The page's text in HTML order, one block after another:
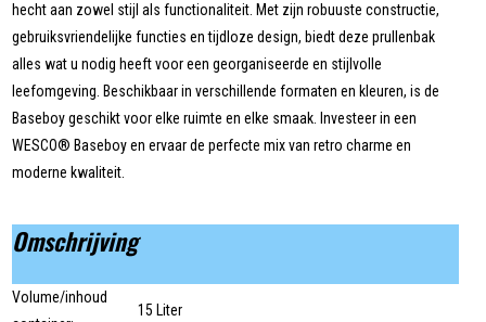
hecht aan zowel stijl als functionaliteit. Met zijn robuuste constructie,
gebruiksvriendelijke functies en tijdloze design, biedt deze prullenbak
alles wat u nodig heeft voor een georganiseerde en stijlvolle
leefomgeving. Beschikbaar in verschillende formaten en kleuren, is de
Baseboy geschikt voor elke ruimte en elke smaak. Investeer in een
WESCO® Baseboy en ervaar de perfecte mix van retro charme en
moderne kwaliteit.
Omschrijving
Volume/inhoud
15 Liter